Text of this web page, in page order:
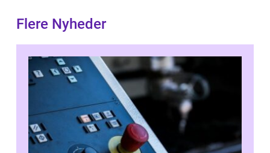
Flere Nyheder